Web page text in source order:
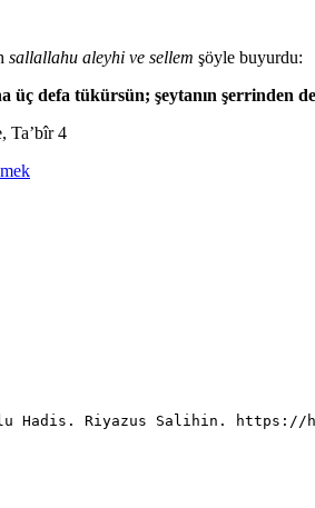
sallallahu aleyhi ve sellem şöyle buyurdu:
defa tükürsün; şeytanın şerrinden
Ta’bîr 4
Hadis. Riyazus Salihin.